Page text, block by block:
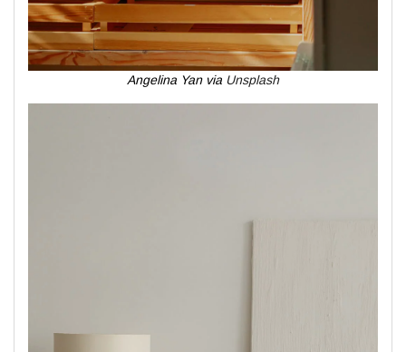
Angelina Yan via Unsplash